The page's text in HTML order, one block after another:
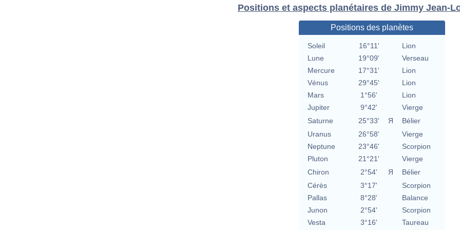
Positions et aspects planétaires de Jimmy Jean-
Positions des planètes
Soleil 16°11'
Lion
Lune
19°09'
Verseau
Mercure
17°31'
Lion
Vénus
29°45'
Lion
Mars
1°56'
Lion
Jupiter
9°42'
Vierge
Saturne
25°33' Я
Bélier
Uranus
26°58'
Vierge
Neptune
23°46'
Scorpion
Pluton
21°21'
Vierge
Chiron
2°54' Я
Bélier
Cérès
3°17'
Scorpion
Pallas
8°28'
Balance
Junon
2°54'
Scorpion
Vesta
3°16' Taureau